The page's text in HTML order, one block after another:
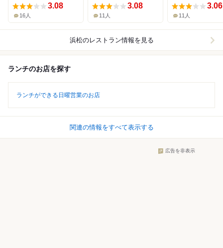
3.08
16人
3.08
11人
3.06
11人
浜松のレストラン情報を見る
ランチのお店を探す
ランチができる日曜営業のお店
関連の情報をすべて表示する
広告を非表示